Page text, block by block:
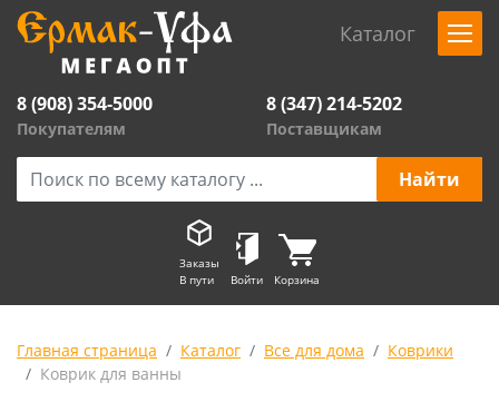
Каталог
8 (908) 354-5000
Покупателям
8 (347) 214-5202
Поставщикам
Заказы
В пути
Войти Корзина
Главная страница Каталог Все для дома
Коврики
Коврик для ванны